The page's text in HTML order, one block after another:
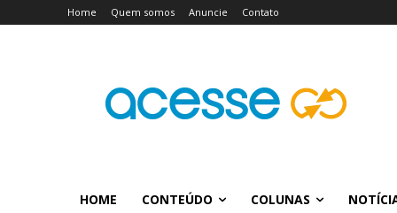
Home Quem somos Anuncie Contato
HOME CONTEÚDO COLUNAS